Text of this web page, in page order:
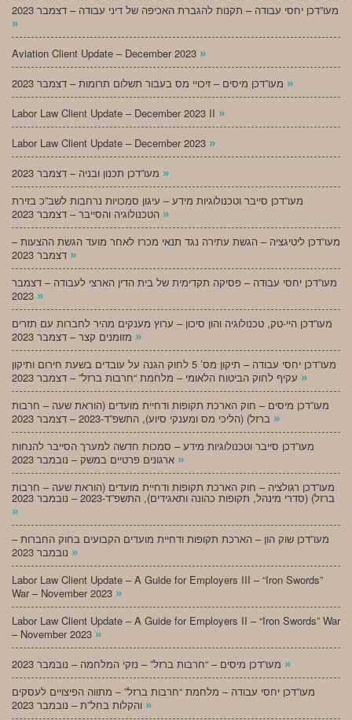
מעו”דכן יחסי עבודה – תקנות להגברת האכיפה של דיני עבודה – דצמבר 2023
»
Aviation Client Update – December 2023 »
»
Labor Law Client Update – December 2023 II »
Labor Law Client Update – December 2023 »
»
מעו”דכן סייבר וטכנולוגיות מידע – עיגון סמכויות נרחבות לשב”כ בזירת
»
מעו”דכן ליטיגציה – הגשת עתירה נגד תנאי מכרז לאחר מועד הגשת ההצעות –
»
מעו”דכן יחסי עבודה – פסיקה תקדימית של בית הדין הארצי לעבודה – דצמבר
»
מעו”דכן היי-טק, טכנולוגיה והון סיכון – ערוץ מענקים מהיר לחברות עם תזרים
»
מעו”דכן יחסי עבודה – תיקון מס’ 5 לחוק הגנה על עובדים בשעת חירום ותיקון
»
מעו”דכן מיסים – חוק הארכת תקופות ודחיית מועדים (הוראת שעה – חרבות
»
מעו”דכן סייבר וטכנולוגיות מידע – סמכות חדשה למערך הסייבר להנחות
»
מעו”דכן רגולציה – חוק הארכת תקופות ודחיית מועדים (הוראת שעה – חרבות
ברזל) (סדרי מינהל, תקופות כהונה ותאגידים), התשפ”ד-2023 – נובמבר 2023
»
מעו”דכן שוק הון – הארכת תקופות ודחיית מועדים הקבועים בחוק החברות –
»
Labor Law Client Update – A Guide for Employers III – “Iron Swords”
War – November 2023 »
Labor Law Client Update – A Guide for Employers II – “Iron Swords” War
– November 2023 »
»
מעו”דכן יחסי עבודה – מלחמת “חרבות ברזל” – מתווה הפיצויים לעסקים
»